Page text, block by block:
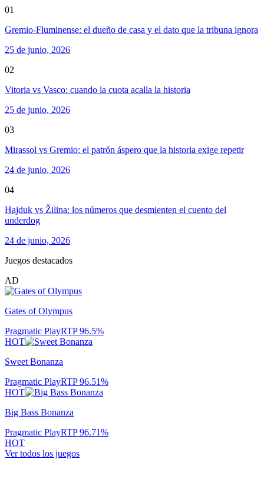
01
Gremio-Fluminense: el dueño de casa y el dato que la tribuna ignora
25 de junio, 2026
02
Vitoria vs Vasco: cuando la cuota acalla la historia
25 de junio, 2026
03
Mirassol vs Gremio: el patrón áspero que la historia exige repetir
24 de junio, 2026
04
Hajduk vs Žilina: los números que desmienten el cuento del
underdog
24 de junio, 2026
Juegos destacados
AD
Gates of Olympus
Pragmatic PlayRTP96.5%
HOT
Sweet Bonanza
Pragmatic PlayRTP96.51%
HOT
Big Bass Bonanza
Pragmatic PlayRTP96.71%
HOT
Ver todos los juegos